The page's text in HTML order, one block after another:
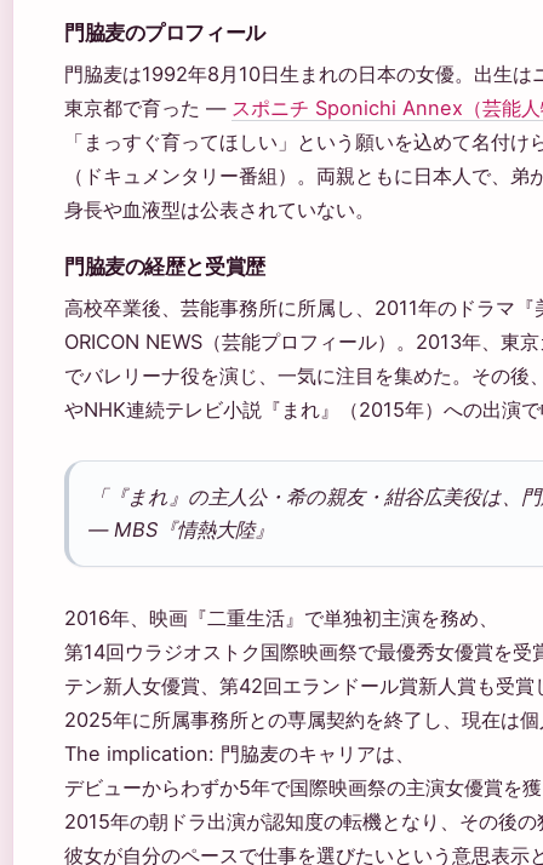
門脇麦のプロフィール
門脇麦は1992年8月10日生まれの日本の女優。出生
東京都で育った — スポニチ Sponichi Annex（芸能
「まっすぐ育ってほしい」という願いを込めて名付
（ドキュメンタリー番組）。両親ともに日本人で、弟
身長や血液型は公表されていない。
門脇麦の経歴と受賞歴
高校卒業後、芸能事務所に所属し、2011年のドラマ
ORICON NEWS（芸能プロフィール）。2013年、東
でバレリーナ役を演じ、一気に注目を集めた。その後
やNHK連続テレビ小説『まれ』（2015年）への出演
「『まれ』の主人公・希の親友・紺谷広美役は、
— MBS『情熱大陸』
2016年、映画『二重生活』で単独初主演を務め、
第14回ウラジオストク国際映画祭で最優秀女優賞を
テン新人女優賞、第42回エランドール賞新人賞も受
2025年に所属事務所との専属契約を終了し、現在は
The implication: 門脇麦のキャリアは、
デビューからわずか5年で国際映画祭の主演女優賞を
2015年の朝ドラ出演が認知度の転機となり、その後の
彼女が自分のペースで仕事を選びたいという意思表示